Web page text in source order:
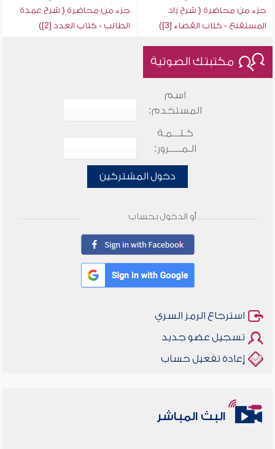
جزء من محاضرة ( شرح زاد
المستقنع - كتاب القضاء [3])
جزء من محاضرة ( شرح عمدة
الطالب - كتاب العدد [2])
مكتبتك الصوتية
اسم
المستخدم:
كـلـــمـة
الـمـــــرور:
دخول المشتركين
أو الدخول بحساب
استرجاع الرمز السري
تسجيل عضو جديد
إعادة تفعيل حساب
البث المباشر
وأمنهم من خوف 9